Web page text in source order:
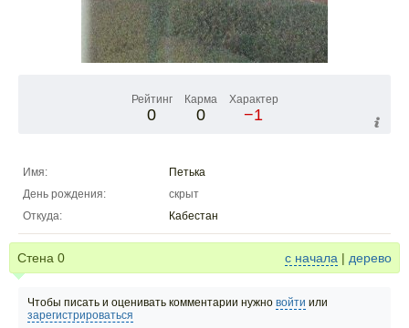
Рейтинг
0
Карма
0
Характер
−1
Имя:
Петька
День рождения:
скрыт
Откуда:
Кабестан
Стена 0 с начала | дерево
Чтобы писать и оценивать комментарии нужно войти или
зарегистрироваться